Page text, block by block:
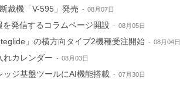
裁機「V-595」発売 08月07日
発信するコラムページ開設 08月05日
」の横方向タイプ2機種受注開始 08月04日
れカレンダー 08月03日
ジ基盤ツールにAI機能搭載 07月30日